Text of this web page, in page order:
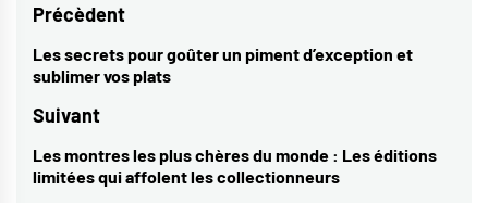
Navigation
de
Précèdent
Previous
post:
Les secrets pour goûter un piment d’exception et
sublimer vos plats
Suivant
Next
post:
Les montres les plus chères du monde : Les éditions
limitées qui affolent les collectionneurs